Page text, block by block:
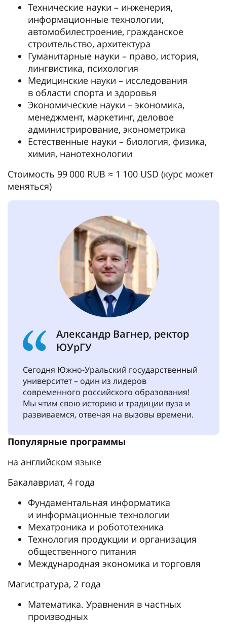
Технические науки – инженерия,
информационные технологии,
автомобилестроение, гражданское
строительство, архитектура
Гуманитарные науки – право, история,
лингвистика, психология
Медицинские науки – исследования
в области спорта и здоровья
Экономические науки – экономика,
менеджмент, маркетинг, деловое
администрирование, эконометрика
Естественные науки – биология, физика,
химия, нанотехнологии
Стоимость 99 000 RUB ≈ 1 100 USD (курс может
меняться)
Александр Вагнер, ректор
ЮУрГУ
Сегодня Южно-Уральский государственный
университет – один из лидеров
современного российского образования!
Мы чтим свою историю и традиции вуза и
развиваемся, отвечая на вызовы времени.
Популярные программы
на английском языке
Бакалавриат, 4 года
Фундаментальная информатика
и информационные технологии
Мехатроника и робототехника
Технология продукции и организация
общественного питания
Международная экономика и торговля
Магистратура, 2 года
Математика. Уравнения в частных
производных